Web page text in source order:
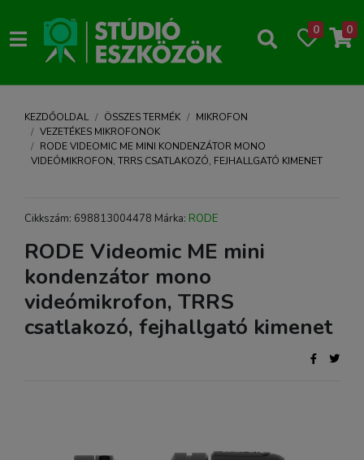
0 0
KEZDŐOLDAL ÖSSZES TERMÉK
MIKROFON
VEZETÉKES MIKROFONOK
RODE VIDEOMIC ME MINI KONDENZÁTOR MONO
VIDEÓMIKROFON, TRRS CSATLAKOZÓ, FEJHALLGATÓ KIMENET
Cikkszám: 698813004478 Márka: RODE
RODE Videomic ME mini
kondenzátor mono
videómikrofon, TRRS
csatlakozó, fejhallgató kimenet